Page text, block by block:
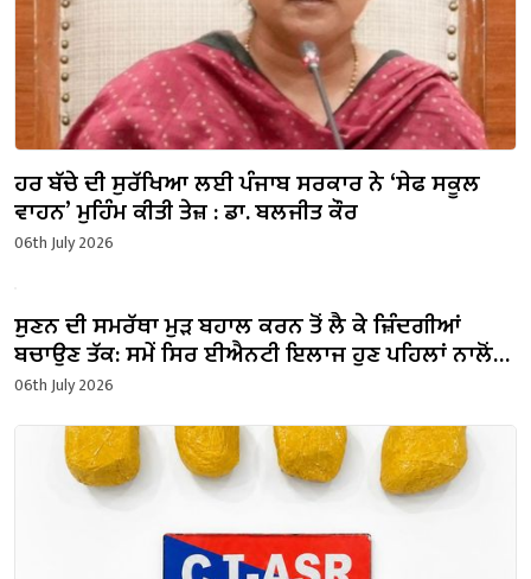
ਹਰ ਬੱਚੇ ਦੀ ਸੁਰੱਖਿਆ ਲਈ ਪੰਜਾਬ ਸਰਕਾਰ ਨੇ ‘ਸੇਫ ਸਕੂਲ
ਵਾਹਨ’ ਮੁਹਿੰਮ ਕੀਤੀ ਤੇਜ਼ : ਡਾ. ਬਲਜੀਤ ਕੌਰ
06th July 2026
ਸੁਣਨ ਦੀ ਸਮਰੱਥਾ ਮੁੜ ਬਹਾਲ ਕਰਨ ਤੋਂ ਲੈ ਕੇ ਜ਼ਿੰਦਗੀਆਂ
ਬਚਾਉਣ ਤੱਕ: ਸਮੇਂ ਸਿਰ ਈਐਨਟੀ ਇਲਾਜ ਹੁਣ ਪਹਿਲਾਂ ਨਾਲੋਂ
ਵੀ ਵੱਧ ਮਹੱਤਵਪੂਰਨ ਤੇ ਕਾਰਗਰ
06th July 2026